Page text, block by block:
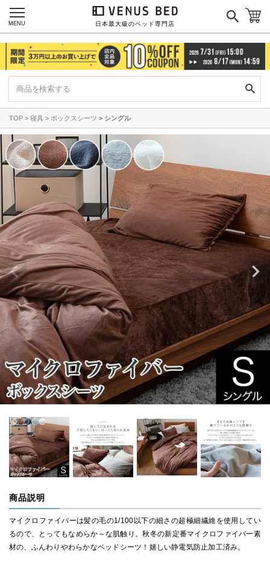
日本最大級のベッド専門店
MENU
TOP 寝具 ボックスシーツ シングル
商品説明
マイクロファイバーは髪の毛の1/100以下の細さの超極細繊維を使用してい
るので、とってもなめらか～な肌触り。秋冬の新定番マイクロファイバー素
材の、ふんわりやわらかなベッドシーツ！嬉しい静電気防止加工済み。